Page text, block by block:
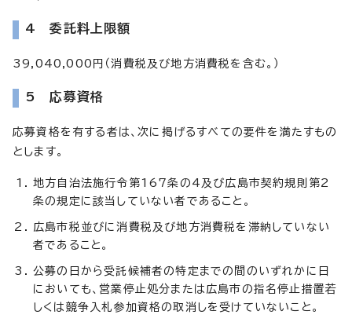
4 委託料上限額
39,040,000円（消費税及び地方消費税を含む。）
5 応募資格
応募資格を有する者は、次に掲げるすべての要件を満たすもの
とします。
地方自治法施行令第167条の4及び広島市契約規則第2
条の規定に該当していない者であること。
広島市税並びに消費税及び地方消費税を滞納していない
者であること。
公募の日から受託候補者の特定までの間のいずれかに日
においても、営業停止処分または広島市の指名停止措置若
しくは競争入札参加資格の取消しを受けていないこと。